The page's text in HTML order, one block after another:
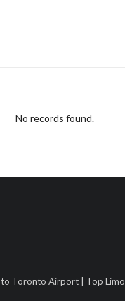
No records found.
to Toronto Airport | Top Limo